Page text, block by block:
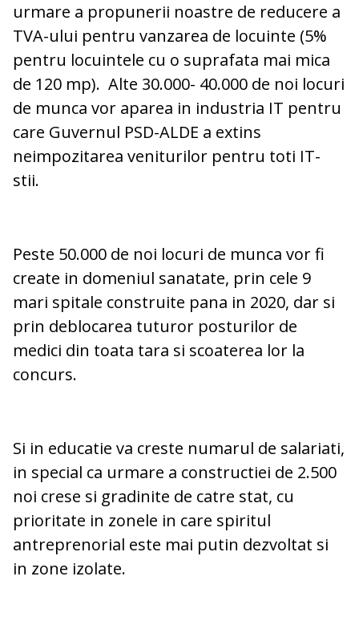
urmare a propunerii noastre de reducere a
TVA-ului pentru vanzarea de locuinte (5%
pentru locuintele cu o suprafata mai mica
de 120 mp). Alte 30.000- 40.000 de noi locuri
de munca vor aparea in industria IT pentru
care Guvernul PSD-ALDE a extins
neimpozitarea veniturilor pentru toti IT-
stii.
Peste 50.000 de noi locuri de munca vor fi
create in domeniul sanatate, prin cele 9
mari spitale construite pana in 2020, dar si
prin deblocarea tuturor posturilor de
medici din toata tara si scoaterea lor la
concurs.
Si in educatie va creste numarul de salariati,
in special ca urmare a constructiei de 2.500
noi crese si gradinite de catre stat, cu
prioritate in zonele in care spiritul
antreprenorial este mai putin dezvoltat si
in zone izolate.